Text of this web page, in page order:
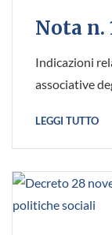
Nota n.
Indicazioni
associative
LEGGI TUTTO